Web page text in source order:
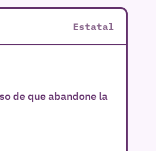
Estatal
de que abandone la